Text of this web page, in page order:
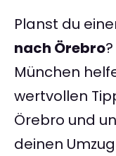
Planst du
nach Örebro
München
wertvollen
Örebro und
deinen